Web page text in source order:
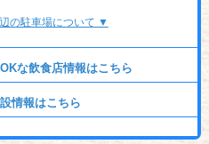
の駐車場について ▼
な飲食店情報はこちら
情報はこちら